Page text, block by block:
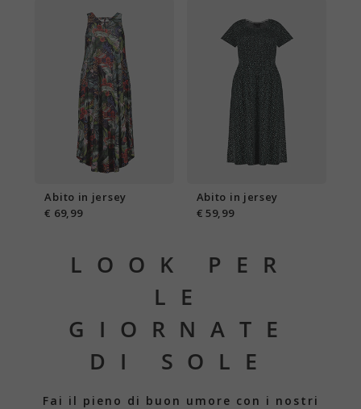
Abito in jersey
€ 69,99
Abito in jersey
€ 59,99
LOOK PER
LE
GIORNATE
DI SOLE
Fai il pieno di buon umore con i nostri